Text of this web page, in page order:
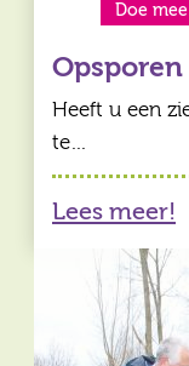
Doe mee
Heeft u een
te…
Lees meer!